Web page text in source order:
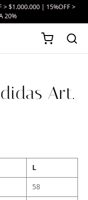
> $1.000.000 | 15%OFF >
20%
Art.
L
58